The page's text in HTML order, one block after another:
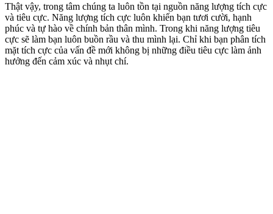
Thật vậy, trong tâm chúng ta luôn tồn tại nguồn năng lượng tích cực
và tiêu cực. Năng lượng tích cực luôn khiến bạn tươi cười, hạnh
phúc và tự hào về chính bản thân mình. Trong khi năng lượng tiêu
cực sẽ làm bạn luôn buồn rầu và thu mình lại. Chỉ khi bạn phân tích
mặt tích cực của vấn đề mới không bị những điều tiêu cực làm ảnh
hưởng đến cảm xúc và nhụt chí.